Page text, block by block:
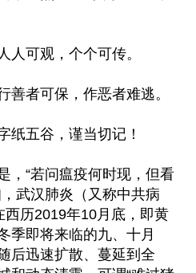
人可观，个个可传。
善者可保，作恶者难逃。
纸五谷，谨当切记！
，“若问瘟疫何时现，但看
武汉肺炎（又称中共病
历2019年10月底，即黄
季即将来临的九、十月
后迅速扩散、蔓延到全